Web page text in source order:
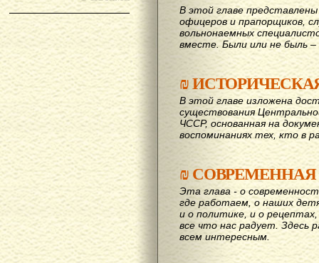
В этой главе
офицеров и прапорщиков,
вольнонаемных
вместе. Были или не быль –
₪
В этой главе изложена
существования
ЧССР, основанная на
воспоминаниях тех, кто в
₪СОВРЕМЕННАЯ
Эта глава - о
где работаем, о наших
и о политике, и о
все что нас радует. Здесь
всем интересным.